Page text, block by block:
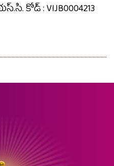
కోడ్ : VIJB0004213